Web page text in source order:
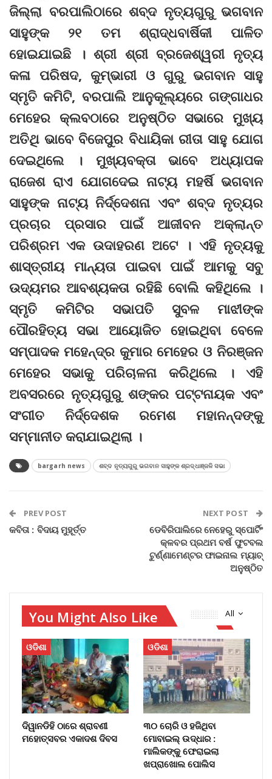
ଜିଲ୍ଲା ବରପାଲିଠାରେ ଶବ୍ଦ ନୃତ୍ୟଗୁରୁ ଭଗବାନ
ସାହୁଙ୍କ ୨୧ ତମ ଶ୍ରାଦ୍ଧବାର୍ଷିକୀ ପାଳିତ
ହୋଇଯାଇଛି । ଶ୍ରୀ ଶ୍ରୀ ବ୍ରଜେଶ୍ୱରୀ ନୃତ୍ୟ
କଳା ପରିଷଦ, କୁମ୍ଭାରୀ ଓ ଗୁରୁ ଭଗବାନ ସାହୁ
ସ୍ମୃତି କମିଟି, ବରପାଲି ଆନୁକୂଲ୍ୟରେ ଗଙ୍ଗାଧର
ମେହେର କ୍ଲବଠାରେ ଅନୁଷ୍ଠିତ ସଭାରେ ମୁଖ୍ୟ
ଅତିଥି ଭାବେ ବିଜେପୁର ବିଧାୟିକା ରୀତା ସାହୁ ଯୋଗ
ଦେଇଥିଲେ । ମୁଖ୍ୟବକ୍ତା ଭାବେ ଅଧ୍ୟାପକ
ରାଜେଶ ରାଏ ଯୋଗଦେଇ ନାଟ୍ୟ ମହର୍ଷି ଭଗବାନ
ସାହୁଙ୍କ ନାଟ୍ୟ ନିର୍ଦ୍ଦେଶନା ଏବଂ ଶବ୍ଦ ନୃତ୍ୟର
ପ୍ରଚାର ପ୍ରସାର ପାଇଁ ଆଜୀବନ ଅକ୍ଲାନ୍ତ
ପରିଶ୍ରମ ଏକ ଉଦାହରଣ ଅଟେ । ଏହି ନୃତ୍ୟକୁ
ଶାସ୍ତ୍ରୀୟ ମାନ୍ୟତା ପାଇବା ପାଇଁ ଆମକୁ ସବୁ
ଉଦ୍ୟମର ଆବଶ୍ୟକତା ରହିଛି ବୋଲି କହିଥିଲେ ।
ସ୍ମୃତି କମିଟିର ସଭାପତି ସୁବଳ ମାଝୀଙ୍କ
ପୌରହିତ୍ୟ ସଭା ଆୟୋଜିତ ହୋଇଥିବା ବେଳେ
ସମ୍ପାଦକ ମହେନ୍ଦ୍ର କୁମାର ମେହେର ଓ ନିରଞ୍ଜନ
ମେହେର ସଭାକୁ ପରିଚାଳନା କରିଥିଲେ । ଏହି
ଅବସରରେ ନୃତ୍ୟଗୁରୁ ଶଙ୍କର ପଟ୍ଟନାୟକ ଏବଂ
ସଂଗୀତ ନିର୍ଦ୍ଦେଶକ ରମେଶ ମହାନନ୍ଦଙ୍କୁ
ସମ୍ମାନୀତ କରାଯାଇଥିଲା ।
bargarh news ଶବ୍ଦ ନୃତ୍ୟଗୁରୁ ଭଗବାନ ସାହୁଙ୍କ ଶ୍ରଦ୍ଧାଞ୍ଜଳି ସଭା
PREV POST
କବିତା : ବିଦାୟ ମୁହୂର୍ତ୍ତ
NEXT POST
ଡେବିରିପାଲିରେ ନେହେରୁ ସ୍ପୋର୍ଟିଂ
କ୍ଳବର ପ୍ରଥମ ବର୍ଷ ଫୁଟବଲ
ଟୁର୍ଣ୍ଣାମେଣ୍ଟର ଫାଇନାଲ ମ୍ୟାଚ୍‌
ଅନୁଷ୍ଠିତ
All
You Might Also Like
ଓଡିଶା
ଦିୱାନଡିହି ଠାରେ ଶ୍ରାବଣୀ
ମହୋତ୍ସବର ଏକାଦଶ ଦିବସ
ଓଡିଶା
୩୦ ଚୋରି ଓ ହଜିଥିବା
ମୋବାଇଲ୍‌ ଉଦ୍ଧାର :
ମାଲିକଙ୍କୁ ଫେରାଇଲା
ଖପ୍ରାଖୋଲ ପୋଲିସ